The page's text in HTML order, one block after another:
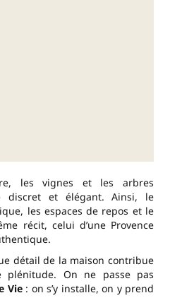
les vignes et les arbres
discret et élégant. Ainsi, le
les espaces de repos et le
récit, celui d’une Provence
détail de la maison contribue
plénitude. On ne passe pas
Vie: on s’y installe, on y prend